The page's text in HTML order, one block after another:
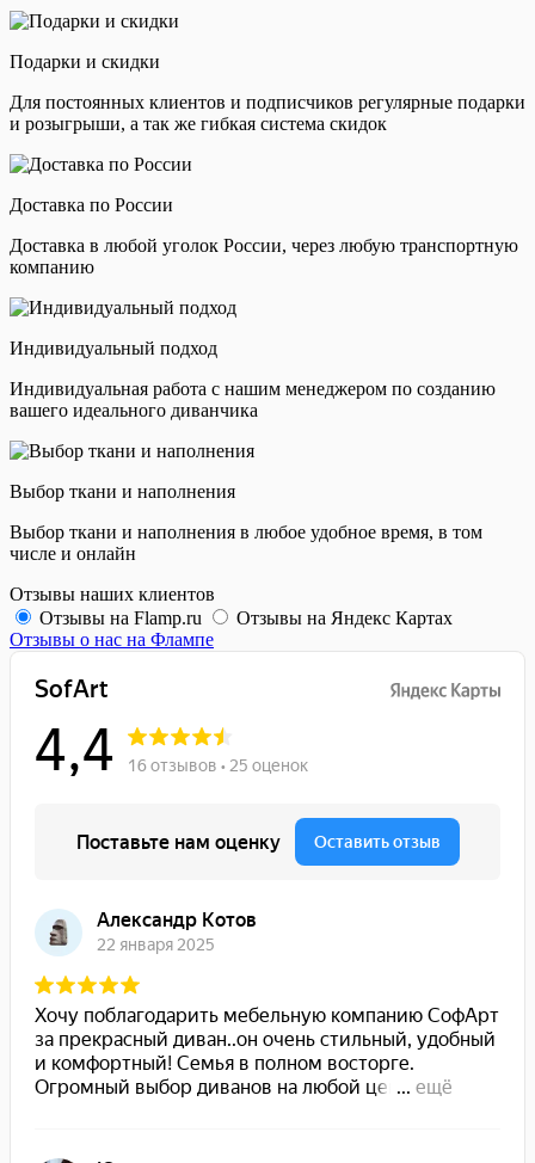
Подарки и скидки
Для постоянных клиентов и подписчиков регулярные подарки
и розыгрыши, а так же гибкая система скидок
Доставка по России
Доставка в любой уголок России, через любую транспортную
компанию
Индивидуальный подход
Индивидуальная работа с нашим менеджером по созданию
вашего идеального диванчика
Выбор ткани и наполнения
Выбор ткани и наполнения в любое удобное время, в том
числе и онлайн
Отзывы наших клиентов
Отзывы на Flamp.ru
Отзывы на Яндекс Картах
Отзывы о нас на Флампе